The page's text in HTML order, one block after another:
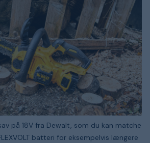
på 18V fra Dewalt, som du kan matche
batteri for eksempelvis længere